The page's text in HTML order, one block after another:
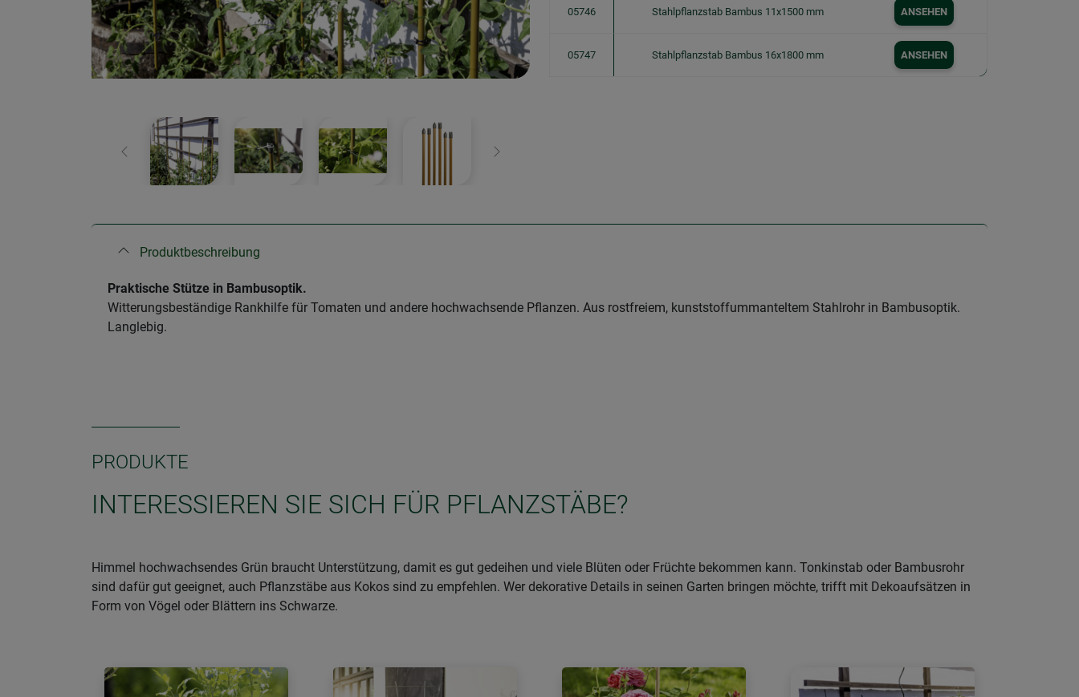
Zurück Weiter
05746 Stahlpflanzstab Bambus 11x1500 mm ANSEHEN
05747 Stahlpflanzstab Bambus 16x1800 mm ANSEHEN
Produktbeschreibung
Praktische Stütze in Bambusoptik.
Witterungsbeständige Rankhilfe für Tomaten und andere hochwachsende Pflanzen. Aus rostfreiem, kunststoffummanteltem Stahlrohr in Bambusoptik.
Langlebig.
PRODUKTE
INTERESSIEREN SIE SICH FÜR PFLANZSTÄBE?
Himmel hochwachsendes Grün braucht Unterstützung, damit es gut gedeihen und viele Blüten oder Früchte bekommen kann. Tonkinstab oder Bambusrohr
sind dafür gut geeignet, auch Pflanzstäbe aus Kokos sind zu empfehlen. Wer dekorative Details in seinen Garten bringen möchte, trifft mit Dekoaufsätzen in
Form von Vögel oder Blättern ins Schwarze.